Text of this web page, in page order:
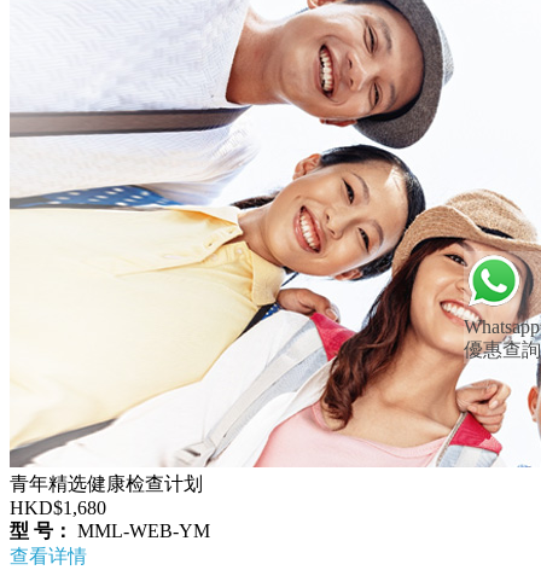
Whatsapp
優惠查詢
青年精选健康检查计划
HKD$1,680
型 号： MML-WEB-YM
查看详情